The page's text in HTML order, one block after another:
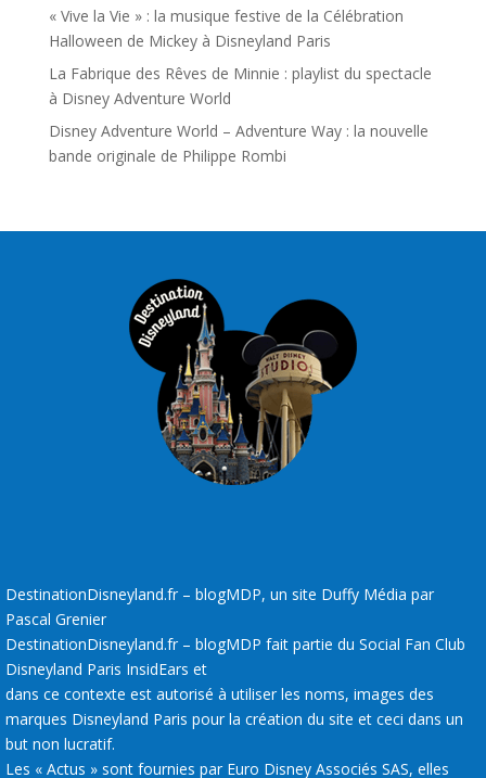
« Vive la Vie » : la musique festive de la Célébration
Halloween de Mickey à Disneyland Paris
La Fabrique des Rêves de Minnie : playlist du spectacle
à Disney Adventure World
Disney Adventure World – Adventure Way : la nouvelle
bande originale de Philippe Rombi
DestinationDisneyland.fr – blogMDP, un site Duffy Média par
Pascal Grenier
DestinationDisneyland.fr – blogMDP fait partie du Social Fan Club
Disneyland Paris InsidEars et
dans ce contexte est autorisé à utiliser les noms, images des
marques Disneyland Paris pour la création du site et ceci dans un
but non lucratif.
Les « Actus » sont fournies par Euro Disney Associés SAS, elles